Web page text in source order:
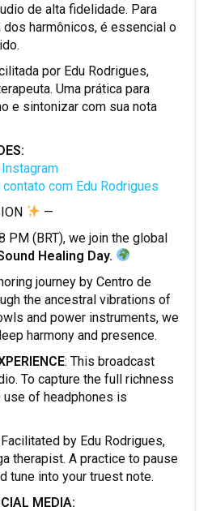
de alta fidelidade. Para
dos harmônicos, é essencial o
por Edu Rodrigues,
Uma prática para
e sintonizar com sua nota
contato com Edu Rodrigues
—
PM (BRT), we join the global
Healing Day.
journey by Centro de
the ancestral vibrations of
and power instruments, we
harmony and presence.
: This broadcast
To capture the full richness
of headphones is
Facilitated by Edu Rodrigues,
therapist. A practice to pause
tune into your truest note.
MEDIA: